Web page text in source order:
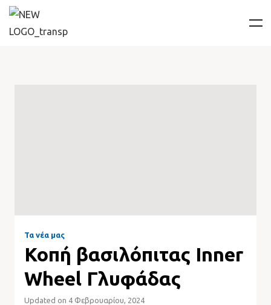
Τα νέα μας
Κοπή βασιλόπιτας Inner
Wheel Γλυφάδας
Updated on 4 Φεβρουαρίου, 2024